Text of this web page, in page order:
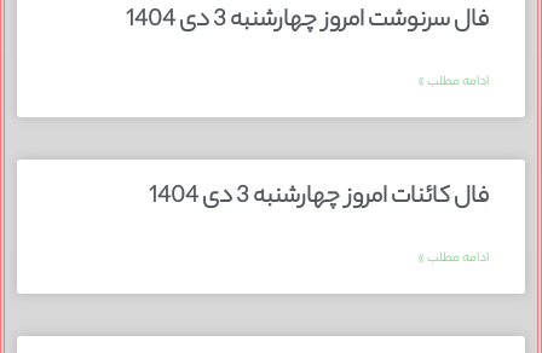
فال سرنوشت امروز چهارشنبه 3 دی 1404
ادامه مطلب »
فال کائنات امروز چهارشنبه 3 دی 1404
ادامه مطلب »